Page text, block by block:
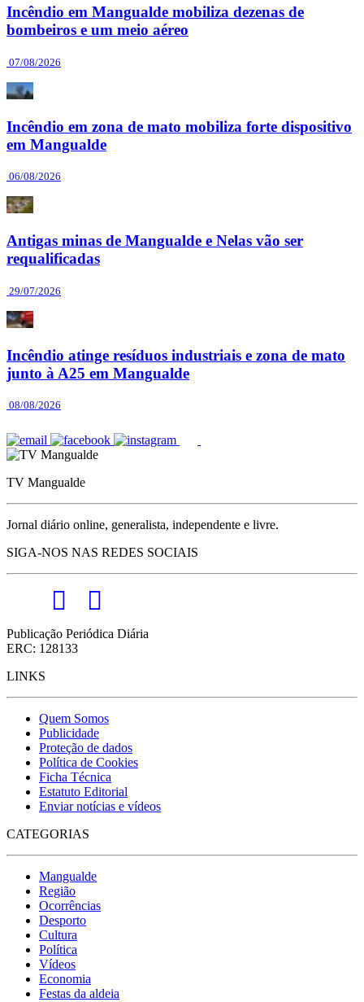
Incêndio em Mangualde mobiliza dezenas de
bombeiros e um meio aéreo
07/08/2026
Incêndio em zona de mato mobiliza forte dispositivo
em Mangualde
06/08/2026
Antigas minas de Mangualde e Nelas vão ser
requalificadas
29/07/2026
Incêndio atinge resíduos industriais e zona de mato
junto à A25 em Mangualde
08/08/2026
TV Mangualde
Jornal diário online, generalista, independente e livre.
SIGA-NOS NAS REDES SOCIAIS
Publicação Periódica Diária
ERC: 128133
LINKS
Quem Somos
Publicidade
Proteção de dados
Política de Cookies
Ficha Técnica
Estatuto Editorial
Enviar notícias e vídeos
CATEGORIAS
Mangualde
Região
Ocorrências
Desporto
Cultura
Política
Vídeos
Economia
Festas da aldeia